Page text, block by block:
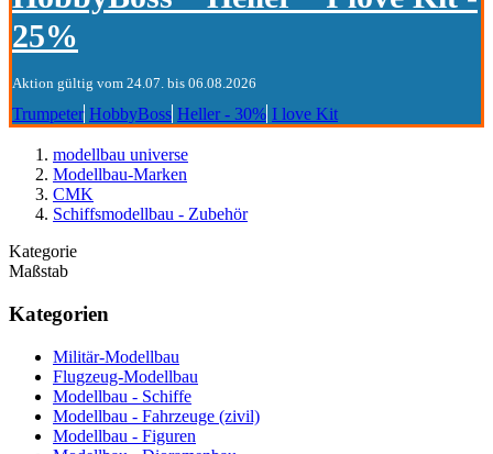
25%
Aktion gültig vom 24.07. bis 06.08.2026
Trumpeter HobbyBoss Heller - 30% I love Kit
modellbau universe
Modellbau-Marken
CMK
Schiffsmodellbau - Zubehör
Kategorie
Maßstab
Kategorien
Militär-Modellbau
Flugzeug-Modellbau
Modellbau - Schiffe
Modellbau - Fahrzeuge (zivil)
Modellbau - Figuren